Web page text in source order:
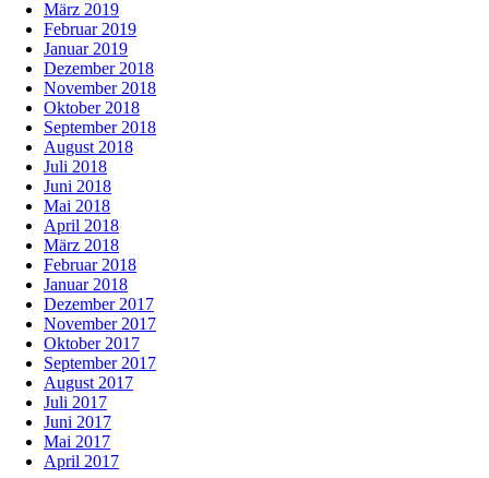
März 2019
Februar 2019
Januar 2019
Dezember 2018
November 2018
Oktober 2018
September 2018
August 2018
Juli 2018
Juni 2018
Mai 2018
April 2018
März 2018
Februar 2018
Januar 2018
Dezember 2017
November 2017
Oktober 2017
September 2017
August 2017
Juli 2017
Juni 2017
Mai 2017
April 2017